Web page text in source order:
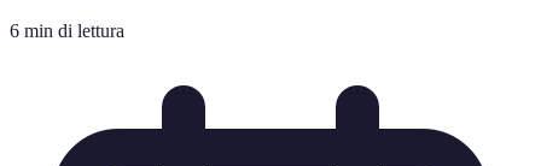
6 min di lettura